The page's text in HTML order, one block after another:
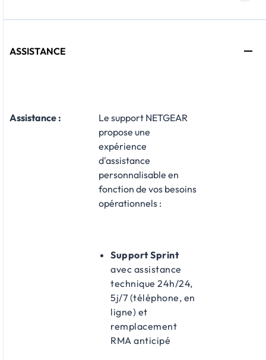
ASSISTANCE
Assistance :
Le support NETGEAR
propose une
expérience
d'assistance
personnalisable en
fonction de vos besoins
opérationnels :​
Support Sprint
avec assistance
technique 24h/24,
5j/7 (téléphone, en
ligne) et
remplacement
RMA anticipé